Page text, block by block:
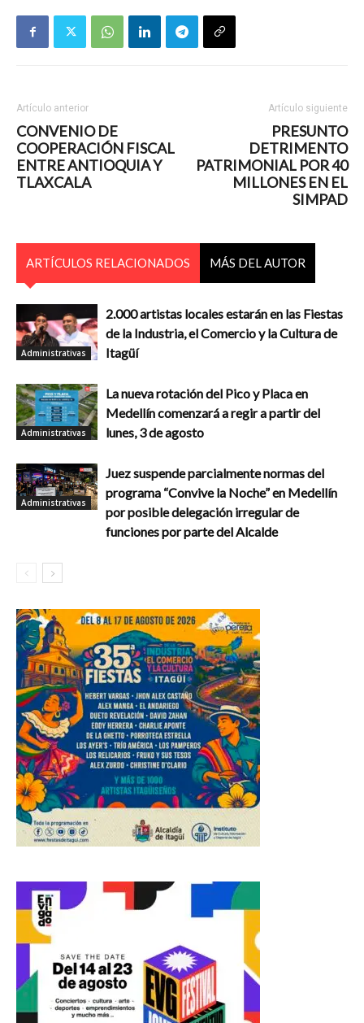
Artículo anterior
CONVENIO DE
COOPERACIÓN FISCAL
ENTRE ANTIOQUIA Y
TLAXCALA
Artículo siguiente
PRESUNTO
DETRIMENTO
PATRIMONIAL POR 40
MILLONES EN EL
SIMPAD
ARTÍCULOS RELACIONADOS MÁS DEL AUTOR
Administrativas
2.000 artistas locales estarán en las Fiestas
de la Industria, el Comercio y la Cultura de
Itagüí
Administrativas
La nueva rotación del Pico y Placa en
Medellín comenzará a regir a partir del
lunes, 3 de agosto
Administrativas
Juez suspende parcialmente normas del
programa “Convive la Noche” en Medellín
por posible delegación irregular de
funciones por parte del Alcalde